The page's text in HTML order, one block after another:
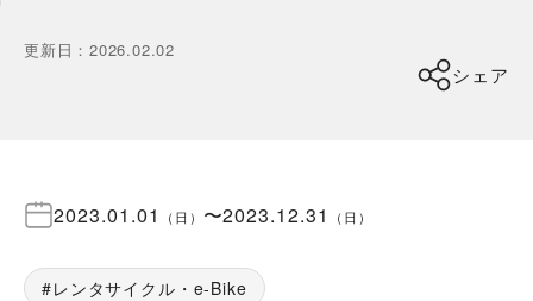
更新日 ：2026.02.02
シェア
2023.01.01 （ 日 ） 〜2023.12.31 （ 日 ）
レンタサイクル・e-Bike